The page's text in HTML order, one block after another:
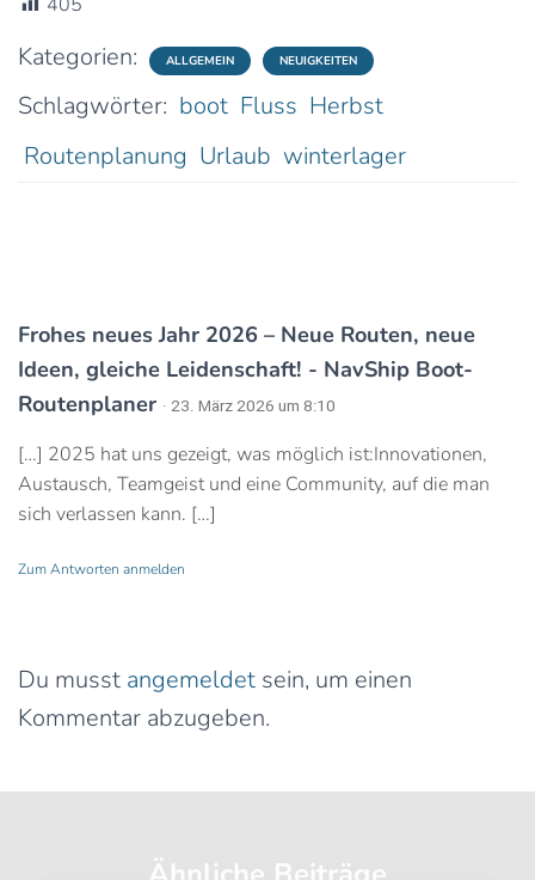
Kategorien: ALLGEMEIN NEUIGKEITEN
Schlagwörter: boot Fluss Herbst
Routenplanung Urlaub winterlager
Frohes neues Jahr 2026 – Neue Routen, neue
Ideen, gleiche Leidenschaft! - NavShip Boot-
Routenplaner · 23. März 2026 um 8:10
[…] 2025 hat uns gezeigt, was möglich ist:Innovationen,
Austausch, Teamgeist und eine Community, auf die man
sich verlassen kann. […]
Zum Antworten anmelden
Du musst angemeldet sein, um einen
Kommentar abzugeben.